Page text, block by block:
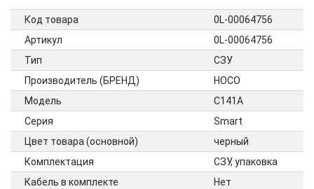
Код товара
0L-00064756
Артикул
0L-00064756
Тип
СЗУ
Производитель (БРЕНД)
HOCO
Модель
C141A
Серия
Smart
Цвет товара (основной)
черный
Комплектация
СЗУ, упаковка
Кабель в комплекте
Нет